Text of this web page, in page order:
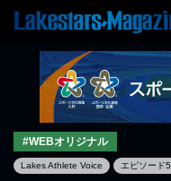
#WEBオリジナル
Lakes Athlete Voice エピソード5